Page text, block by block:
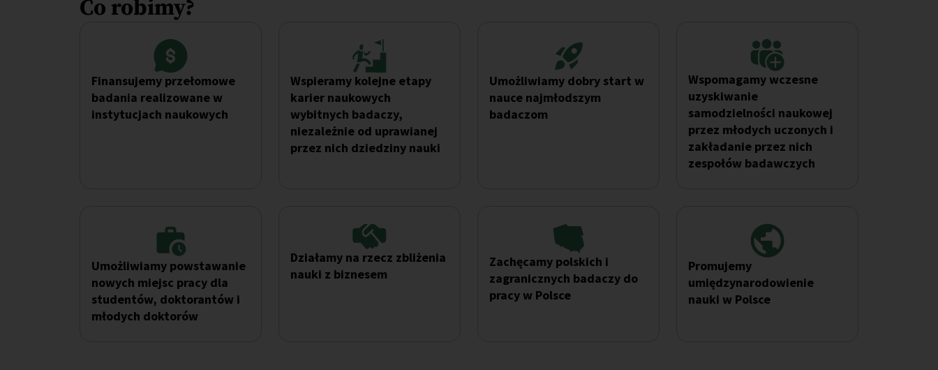
Co robimy?
Finansujemy przełomowe
badania realizowane w
instytucjach naukowych
Wspieramy kolejne etapy
karier naukowych
wybitnych badaczy,
niezależnie od uprawianej
przez nich dziedziny nauki
Umożliwiamy dobry start w
nauce najmłodszym
badaczom
Wspomagamy wczesne
uzyskiwanie
samodzielności naukowej
przez młodych uczonych i
zakładanie przez nich
zespołów badawczych
Umożliwiamy powstawanie
nowych miejsc pracy dla
studentów, doktorantów i
młodych doktorów
Działamy na rzecz zbliżenia
nauki z biznesem
Zachęcamy polskich i
zagranicznych badaczy do
pracy w Polsce
Promujemy
umiędzynarodowienie
nauki w Polsce